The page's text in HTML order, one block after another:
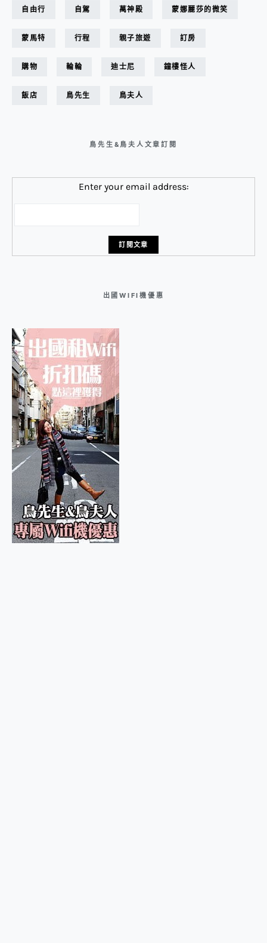
自由行 自駕 萬神殿 蒙娜麗莎的微笑
蒙馬特 行程 親子旅遊 訂房
購物 輪輪 迪士尼 鐘樓怪人
飯店 鳥先生 鳥夫人
鳥先生&鳥夫人文章訂閱
Enter your email address:
出國WIFI機優惠